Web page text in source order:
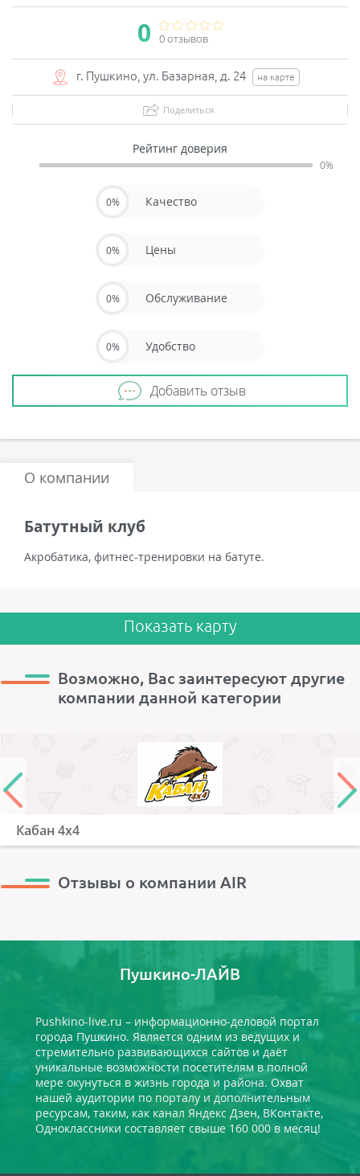
0 0 отзывов
г. Пушкино, ул. Базарная, д. 24 на карте
Поделиться
Рейтинг доверия
0%
0% Качество
0% Цены
0% Обслуживание
0% Удобство
Добавить отзыв
О компании
Батутный клуб
Акробатика, фитнес-тренировки на батуте.
Показать карту
Возможно, Вас заинтересуют другие
компании данной категории
Кабан 4х4
Отзывы о компании AIR
Пушкино-ЛАЙВ
Pushkino-live.ru – информационно-деловой портал
города Пушкино. Является одним из ведущих и
стремительно развивающихся сайтов и даёт
уникальные возможности посетителям в полной
мере окунуться в жизнь города и района. Охват
нашей аудитории по порталу и дополнительным
ресурсам, таким, как канал Яндекс Дзен, ВКонтакте,
Одноклассники составляет свыше 160 000 в месяц!